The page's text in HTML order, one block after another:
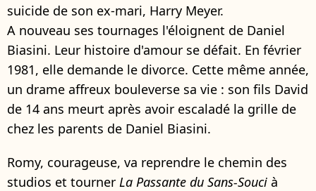
suicide de son ex-mari, Harry Meyer.
A nouveau ses tournages l'éloignent de Daniel
Biasini. Leur histoire d'amour se défait. En février
1981, elle demande le divorce. Cette même année,
un drame affreux bouleverse sa vie : son fils David
de 14 ans meurt après avoir escaladé la grille de
chez les parents de Daniel Biasini.
Romy, courageuse, va reprendre le chemin des
studios et tourner La Passante du Sans-Souci à